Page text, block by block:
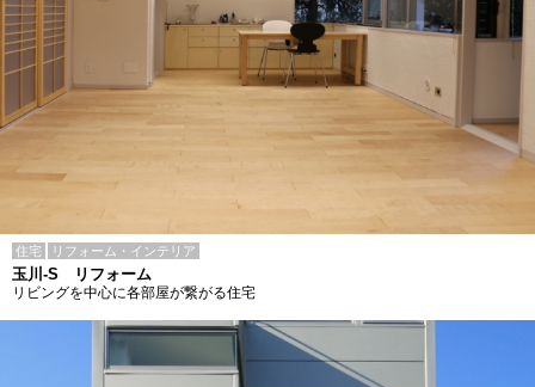
住宅 リフォーム・インテリア
玉川-S リフォーム
リビングを中心に各部屋が繋がる住宅